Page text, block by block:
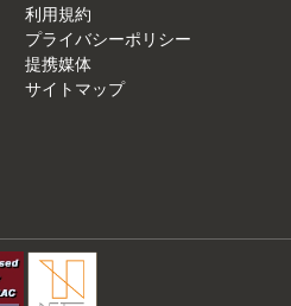
利用規約
プライバシーポリシー
提携媒体
サイトマップ